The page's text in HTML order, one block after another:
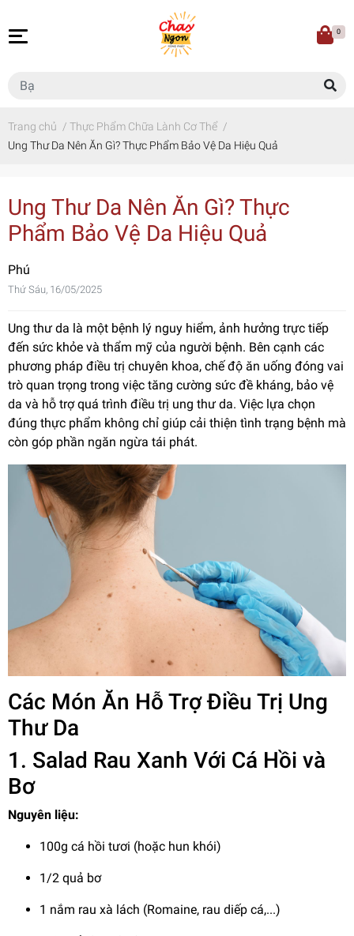
0
Trang chủ / Thực Phẩm Chữa Lành Cơ Thể /
Ung Thư Da Nên Ăn Gì? Thực Phẩm Bảo Vệ Da Hiệu Quả
Ung Thư Da Nên Ăn Gì? Thực
Phẩm Bảo Vệ Da Hiệu Quả
Phú
Thứ Sáu, 16/05/2025
Ung thư da là một bệnh lý nguy hiểm, ảnh hưởng trực tiếp
đến sức khỏe và thẩm mỹ của người bệnh. Bên cạnh các
phương pháp điều trị chuyên khoa, chế độ ăn uống đóng vai
trò quan trọng trong việc tăng cường sức đề kháng, bảo vệ
da và hỗ trợ quá trình điều trị ung thư da. Việc lựa chọn
đúng thực phẩm không chỉ giúp cải thiện tình trạng bệnh mà
còn góp phần ngăn ngừa tái phát.
Các Món Ăn Hỗ Trợ Điều Trị Ung
Thư Da
1. Salad Rau Xanh Với Cá Hồi và
Bơ
Nguyên liệu:
100g cá hồi tươi (hoặc hun khói)
1/2 quả bơ
1 nắm rau xà lách (Romaine, rau diếp cá,...)